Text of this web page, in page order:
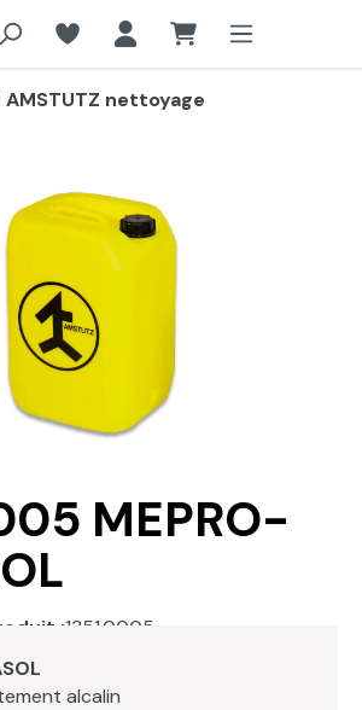
AMSTUTZ nettoyage
MEPRO-
:1351.0005
alcalin